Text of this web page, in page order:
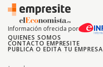
Información ofrecida por
QUIENES SOMOS
CONTACTO EMPRESITE
PUBLICA O EDITA TU EMPRESA